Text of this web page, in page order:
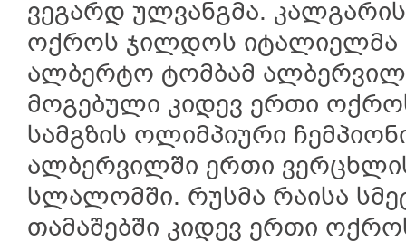
ვეგარდ ულვანგმა.
ოქროს ჯილდოს იტალიელმა
ალბერტო ტომბამ
მოგებული კიდევ ერთი
სამგზის ოლიმპიური
ალბერვილში ერთი
სლალომში. რუსმა რაისა
თამაშებში კიდევ ერთი